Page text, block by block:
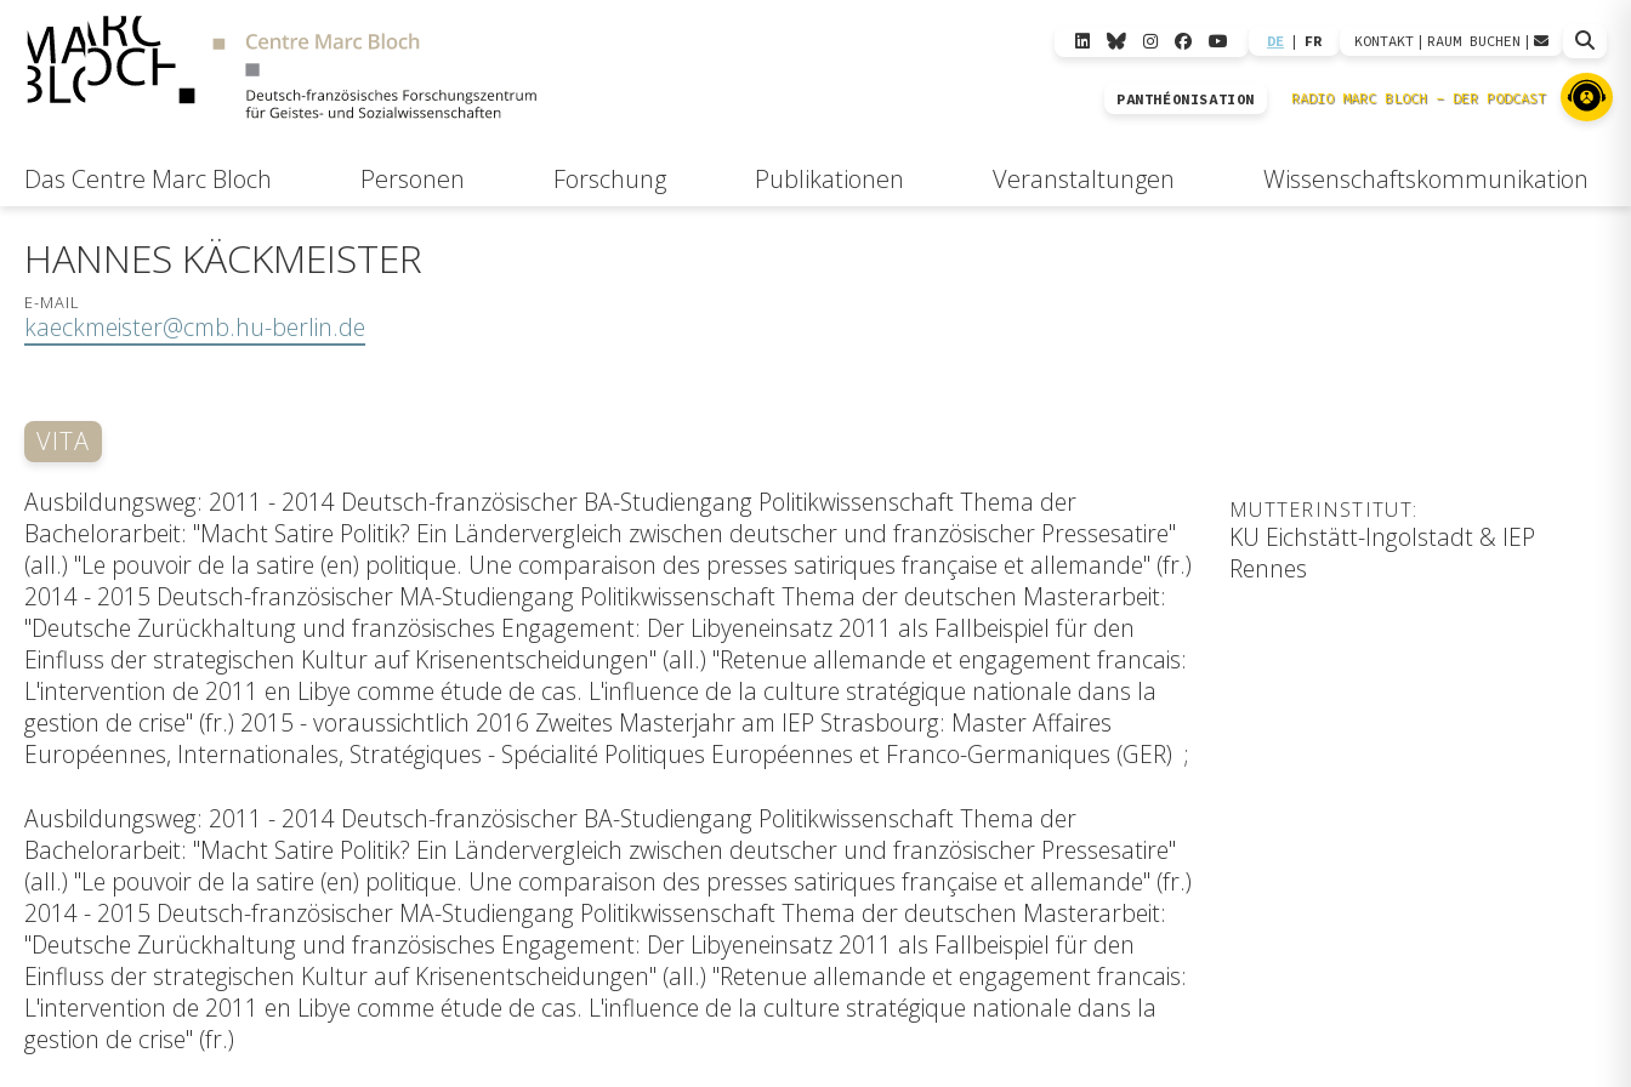
DE | FR KONTAKT | RAUM BUCHEN |
PANTHÉONISATION
Das Centre Marc Bloch Personen Forschung Publikationen Veranstaltungen Wissenschaftskommunikation
HANNES KÄCKMEISTER
E-MAIL
kaeckmeister@cmb.hu-berlin.de
VITA
Ausbildungsweg: 2011 - 2014 Deutsch-französischer BA-Studiengang Politikwissenschaft Thema der
Bachelorarbeit: "Macht Satire Politik? Ein Ländervergleich zwischen deutscher und französischer Pressesatire"
(all.) "Le pouvoir de la satire (en) politique. Une comparaison des presses satiriques française et allemande" (fr.)
2014 - 2015 Deutsch-französischer MA-Studiengang Politikwissenschaft Thema der deutschen Masterarbeit:
"Deutsche Zurückhaltung und französisches Engagement: Der Libyeneinsatz 2011 als Fallbeispiel für den
Einfluss der strategischen Kultur auf Krisenentscheidungen" (all.) "Retenue allemande et engagement francais:
L'intervention de 2011 en Libye comme étude de cas. L'influence de la culture stratégique nationale dans la
gestion de crise" (fr.) 2015 - voraussichtlich 2016 Zweites Masterjahr am IEP Strasbourg: Master Affaires
Européennes, Internationales, Stratégiques - Spécialité Politiques Européennes et Franco-Germaniques (GER) ;
Ausbildungsweg: 2011 - 2014 Deutsch-französischer BA-Studiengang Politikwissenschaft Thema der
Bachelorarbeit: "Macht Satire Politik? Ein Ländervergleich zwischen deutscher und französischer Pressesatire"
(all.) "Le pouvoir de la satire (en) politique. Une comparaison des presses satiriques française et allemande" (fr.)
2014 - 2015 Deutsch-französischer MA-Studiengang Politikwissenschaft Thema der deutschen Masterarbeit:
"Deutsche Zurückhaltung und französisches Engagement: Der Libyeneinsatz 2011 als Fallbeispiel für den
Einfluss der strategischen Kultur auf Krisenentscheidungen" (all.) "Retenue allemande et engagement francais:
L'intervention de 2011 en Libye comme étude de cas. L'influence de la culture stratégique nationale dans la
gestion de crise" (fr.)
MUTTERINSTITUT:
KU Eichstätt-Ingolstadt & IEP
Rennes